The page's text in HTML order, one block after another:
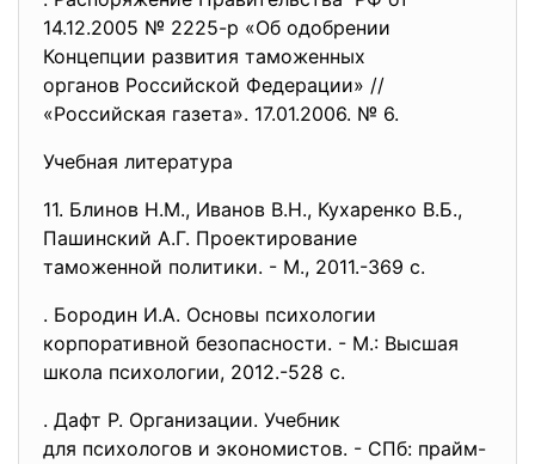
14.12.2005 № 2225-р «Об одобрении
Концепции развития таможенных
органов Российской Федерации» //
«Российская газета». 17.01.2006. № 6.
Учебная литература
11. Блинов Н.М., Иванов В.Н., Кухаренко В.Б.,
Пашинский А.Г. Проектирование
таможенной политики. - М., 2011.-369 с.
. Бородин И.А. Основы психологии
корпоративной безопасности. - М.: Высшая
школа психологии, 2012.-528 с.
. Дафт Р. Организации. Учебник
для психологов и экономистов. - СПб: прайм-